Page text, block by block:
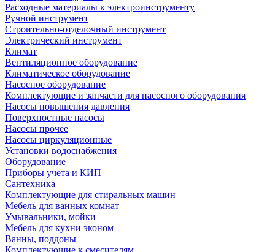
Расходные материалы к электроинструменту
Ручной инструмент
Строительно-отделочный инструмент
Электрический инструмент
Климат
Вентиляционное оборудование
Климатическое оборудование
Насосное оборудование
Комплектующие и запчасти для насосного оборудования
Насосы повышения давления
Поверхностные насосы
Насосы прочее
Насосы циркуляционные
Установки водоснабжения
Оборудование
Приборы учёта и КИП
Сантехника
Комплектующие для стиральных машин
Мебель для ванных комнат
Умывальники, мойки
Мебель для кухни эконом
Ванны, поддоны
Комплектующие к смесителям